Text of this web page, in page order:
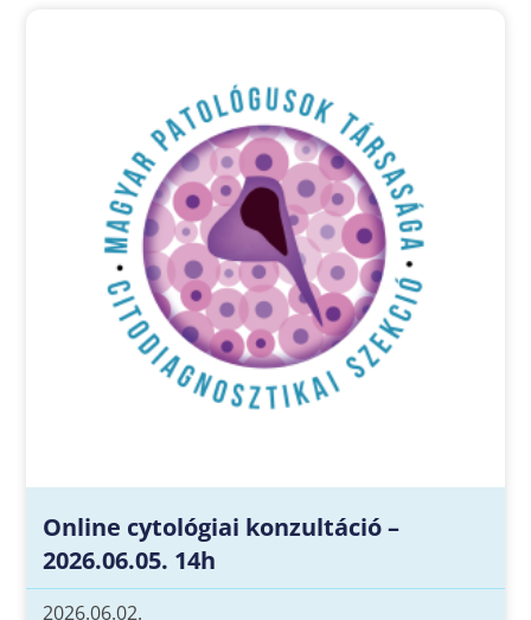
Online cytológiai konzultáció –
2026.06.05. 14h
2026.06.02.